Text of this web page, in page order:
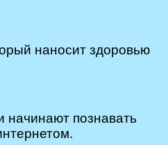
наносит здоровью
начинают познавать